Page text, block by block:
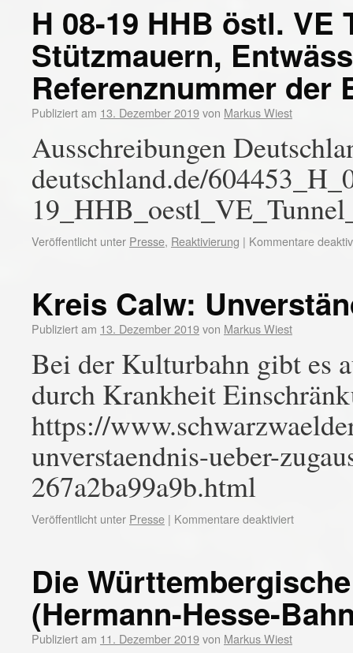
H 08-19 HHB östl.
Stützmauern,
Referenznummer der
Publiziert am 13. Dezember 2019von Markus Wiest
Ausschreibungen
deutschland.de/
Veröffentlicht unter Presse, Reaktivierung | Kommentare
Kreis Calw:
Publiziert am 13. Dezember 2019von Markus Wiest
Bei der Kulturbahn gibt es
durch Krankheit
https://
unverstaendnis-ueber-
267a2ba99a9b.html
Veröffentlicht unter Presse | Kommentare deaktiviert
Die
(Hermann-Hesse-
Publiziert am 11. Dezember 2019von Markus Wiest